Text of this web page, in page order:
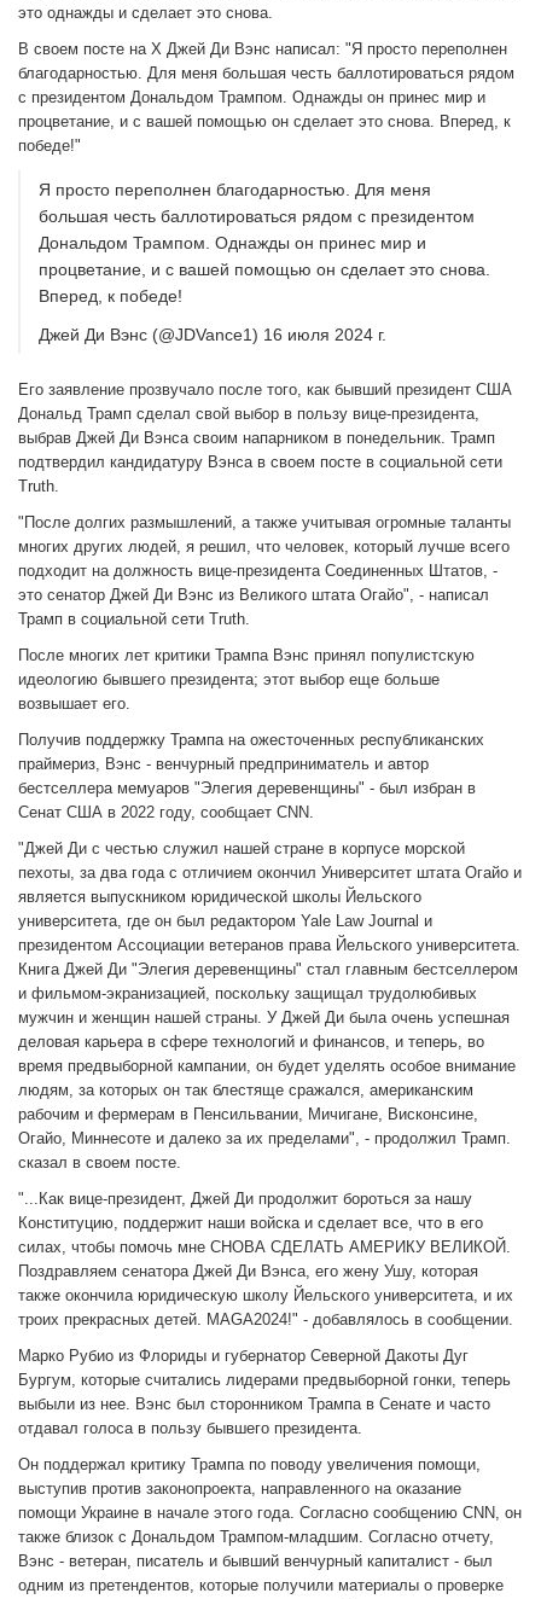
это однажды и сделает это снова.
В своем посте на X Джей Ди Вэнс написал: "Я просто переполнен
благодарностью. Для меня большая честь баллотироваться рядом
с президентом Дональдом Трампом. Однажды он принес мир и
процветание, и с вашей помощью он сделает это снова. Вперед, к
победе!"
Я просто переполнен благодарностью. Для меня
большая честь баллотироваться рядом с президентом
Дональдом Трампом. Однажды он принес мир и
процветание, и с вашей помощью он сделает это снова.
Вперед, к победе!
Джей Ди Вэнс (@JDVance1) 16 июля 2024 г.
Его заявление прозвучало после того, как бывший президент США
Дональд Трамп сделал свой выбор в пользу вице-президента,
выбрав Джей Ди Вэнса своим напарником в понедельник. Трамп
подтвердил кандидатуру Вэнса в своем посте в социальной сети
Truth.
"После долгих размышлений, а также учитывая огромные таланты
многих других людей, я решил, что человек, который лучше всего
подходит на должность вице-президента Соединенных Штатов, -
это сенатор Джей Ди Вэнс из Великого штата Огайо", - написал
Трамп в социальной сети Truth.
После многих лет критики Трампа Вэнс принял популистскую
идеологию бывшего президента; этот выбор еще больше
возвышает его.
Получив поддержку Трампа на ожесточенных республиканских
праймериз, Вэнс - венчурный предприниматель и автор
бестселлера мемуаров "Элегия деревенщины" - был избран в
Сенат США в 2022 году, сообщает CNN.
"Джей Ди с честью служил нашей стране в корпусе морской
пехоты, за два года с отличием окончил Университет штата Огайо и
является выпускником юридической школы Йельского
университета, где он был редактором Yale Law Journal и
президентом Ассоциации ветеранов права Йельского университета.
Книга Джей Ди "Элегия деревенщины" стал главным бестселлером
и фильмом-экранизацией, поскольку защищал трудолюбивых
мужчин и женщин нашей страны. У Джей Ди была очень успешная
деловая карьера в сфере технологий и финансов, и теперь, во
время предвыборной кампании, он будет уделять особое внимание
людям, за которых он так блестяще сражался, американским
рабочим и фермерам в Пенсильвании, Мичигане, Висконсине,
Огайо, Миннесоте и далеко за их пределами", - продолжил Трамп.
сказал в своем посте.
"...Как вице-президент, Джей Ди продолжит бороться за нашу
Конституцию, поддержит наши войска и сделает все, что в его
силах, чтобы помочь мне СНОВА СДЕЛАТЬ АМЕРИКУ ВЕЛИКОЙ.
Поздравляем сенатора Джей Ди Вэнса, его жену Ушу, которая
также окончила юридическую школу Йельского университета, и их
троих прекрасных детей. MAGA2024!" - добавлялось в сообщении.
Марко Рубио из Флориды и губернатор Северной Дакоты Дуг
Бургум, которые считались лидерами предвыборной гонки, теперь
выбыли из нее. Вэнс был сторонником Трампа в Сенате и часто
отдавал голоса в пользу бывшего президента.
Он поддержал критику Трампа по поводу увеличения помощи,
выступив против законопроекта, направленного на оказание
помощи Украине в начале этого года. Согласно сообщению CNN, он
также близок с Дональдом Трампом-младшим. Согласно отчету,
Вэнс - ветеран, писатель и бывший венчурный капиталист - был
одним из претендентов, которые получили материалы о проверке